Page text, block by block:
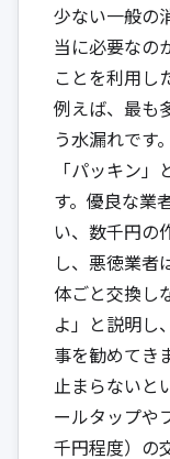
少ない一般の
当に必要なの
ことを利用し
例えば、最も
う水漏れです
「パッキン
す。優良な業
い、数千円の
し、悪徳業者
体ごと交換し
よ」と説明し
事を勧めてき
止まらないと
ールタップや
千円程度）の